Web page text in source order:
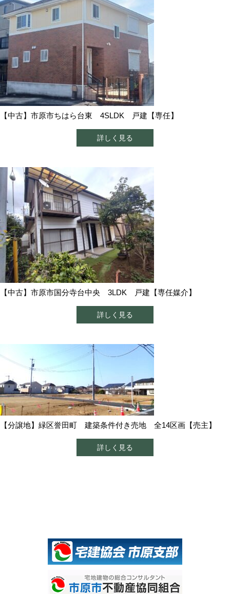
【中古】市原市ちはら台東 4SLDK 戸建【専任】
詳しく見る
【中古】市原市国分寺台中央 3LDK 戸建【専任媒介】
詳しく見る
【分譲地】緑区誉田町 建築条件付き売地 全14区画【売主】
詳しく見る